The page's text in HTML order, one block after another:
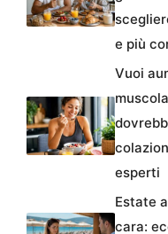
e più
Vuoi
esperti
Estate
cara: